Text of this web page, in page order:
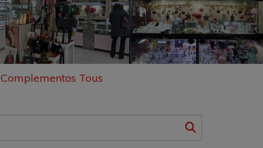
Complementos Tous